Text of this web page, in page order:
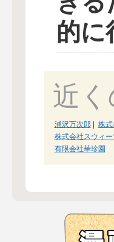
的に
近
浦沢万次郎| 株
株式会社スウィー
有限会社華珍園